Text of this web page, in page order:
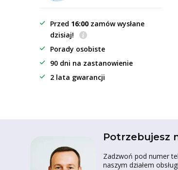
Przed 16:00 zamów wysłane
dzisiaj!
Porady osobiste
90 dni na zastanowienie
2 lata gwarancji
Potrzebujesz
Zadzwoń pod numer
naszym działem